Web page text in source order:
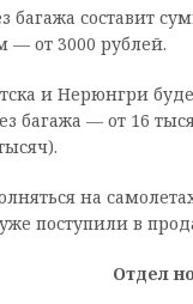
багажа составит
— от 3000 рублей.
и Нерюнгри
багажа — от 16
на
поступили в
Отдел